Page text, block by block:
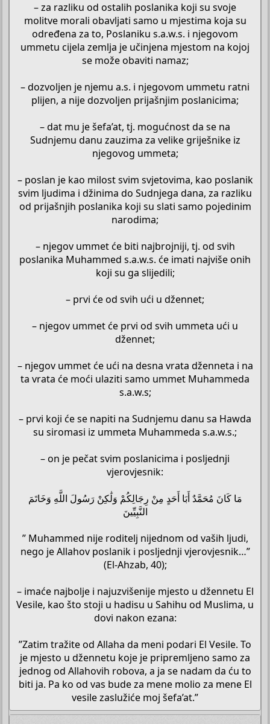
– za razliku od ostalih poslanika koji su svoje
molitve morali obavljati samo u mjestima koja su
određena za to, Poslaniku s.a.w.s. i njegovom
ummetu cijela zemlja je učinjena mjestom na kojoj
se može obaviti namaz;
– dozvoljen je njemu a.s. i njegovom ummetu ratni
plijen, a nije dozvoljen prijašnjim poslanicima;
– dat mu je šefa’at, tj. mogućnost da se na
Sudnjemu danu zauzima za velike griješnike iz
njegovog ummeta;
– poslan je kao milost svim svjetovima, kao poslanik
svim ljudima i džinima do Sudnjega dana, za razliku
od prijašnjih poslanika koji su slati samo pojedinim
narodima;
– njegov ummet će biti najbrojniji, tj. od svih
poslanika Muhammed s.a.w.s. će imati najviše onih
koji su ga slijedili;
– prvi će od svih ući u džennet;
– njegov ummet će prvi od svih ummeta ući u
džennet;
– njegov ummet će ući na desna vrata dženneta i na
ta vrata će moći ulaziti samo ummet Muhammeda
s.a.w.s;
– prvi koji će se napiti na Sudnjemu danu sa Hawda
su siromasi iz ummeta Muhammeda s.a.w.s.;
– on je pečat svim poslanicima i posljednji
vjerovjesnik:
مَا كَانَ مُحَمَّدٌ أَبَا أَحَدٍ مِنْ رِجَالِكُمْ وَلَٰكِنْ رَسُولَ اللَّهِ وَخَاتَمَ
النَّبِيِّينَ
” Muhammed nije roditelj nijednom od vaših ljudi,
nego je Allahov poslanik i posljednji vjerovjesnik…”
(El-Ahzab, 40);
– imaće najbolje i najuzvišenije mjesto u džennetu El
Vesile, kao što stoji u hadisu u Sahihu od Muslima, u
dovi nakon ezana:
”Zatim tražite od Allaha da meni podari El Vesile. To
je mjesto u džennetu koje je pripremljeno samo za
jednog od Allahovih robova, a ja se nadam da ću to
biti ja. Pa ko od vas bude za mene molio za mene El
vesile zaslužiće moj šefa’at.”​